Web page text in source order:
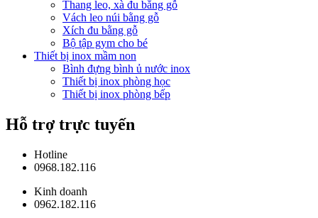
Thang leo, xà đu bằng gỗ
Vách leo núi bằng gỗ
Xích đu bằng gỗ
Bộ tập gym cho bé
Thiết bị inox mầm non
Bình đựng bình ủ nước inox
Thiết bị inox phòng học
Thiết bị inox phòng bếp
Hỗ trợ trực tuyến
Hotline
0968.182.116
Kinh doanh
0962.182.116